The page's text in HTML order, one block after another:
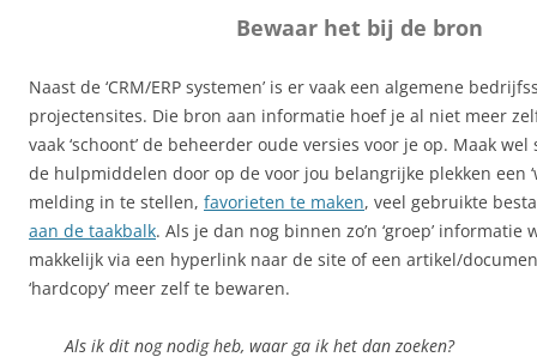
Bewaar het bij de bron
Naast de ‘CRM/ERP systemen’ is er vaak een algemene
projectensites. Die bron aan informatie hoef je al niet meer
vaak ‘schoont’ de beheerder oude versies voor je op. Maak
de hulpmiddelen door op de voor jou belangrijke plekken een
melding in te stellen, favorieten te maken, veel gebruikte
aan de taakbalk. Als je dan nog binnen zo’n ‘groep’
makkelijk via een hyperlink naar de site of een artikel/
‘hardcopy’ meer zelf te bewaren.
Als ik dit nog nodig heb, waar ga ik het dan zoeken?